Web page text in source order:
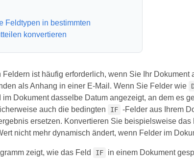
Feldtypen in bestimmten
konvertieren
Feldern ist häufig erforderlich, wenn Sie Ihr
als Anhang in einer E-Mail. Wenn Sie Felder wie
im Dokument dasselbe Datum angezeigt, an dem es
auch die bedingten
IF -Felder aus Ihrem
ersetzen. Konvertieren Sie beispielsweise
nicht mehr dynamisch ändert, wenn Felder im
zeigt, wie das Feld IF in einem Dokument